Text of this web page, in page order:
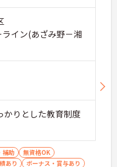
イン(あざみ野－湘
りとした教育制度
補助
無資格OK
あり
ボーナス・賞与あり